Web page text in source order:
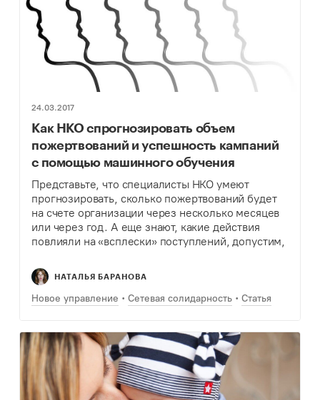
24.03.2017
Как НКО спрогнозировать объем
пожертвований и успешность кампаний
с помощью машинного обучения
Представьте, что специалисты НКО умеют
прогнозировать, сколько пожертвований будет
на счете организации через несколько месяцев
или через год. А еще знают, какие действия
повлияли на «всплески» поступлений, допустим,
делать, чтобы вызвать их снова.…
НАТАЛЬЯ БАРАНОВА
Новое управление Сетевая солидарность Статья